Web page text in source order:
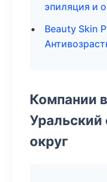
эпиляция и
Beauty Skin
Компании
округ